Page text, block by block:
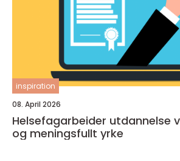
inspiration
08. April 2026
Helsefagarbeider utdannelse veien til et trygt
og meningsfullt yrke